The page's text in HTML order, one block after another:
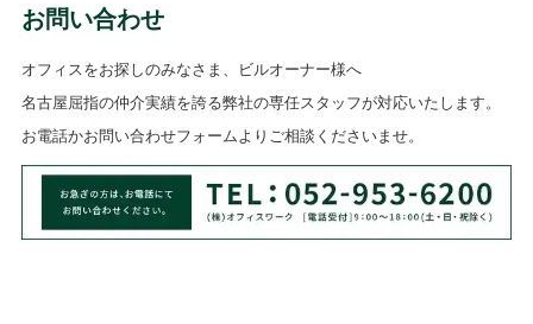
お問い合わせ
オフィスをお探しのみなさま、ビルオーナー様へ
名古屋屈指の仲介実績を誇る弊社の専任スタッフが対応いたします。
お電話かお問い合わせフォームよりご相談くださいませ。